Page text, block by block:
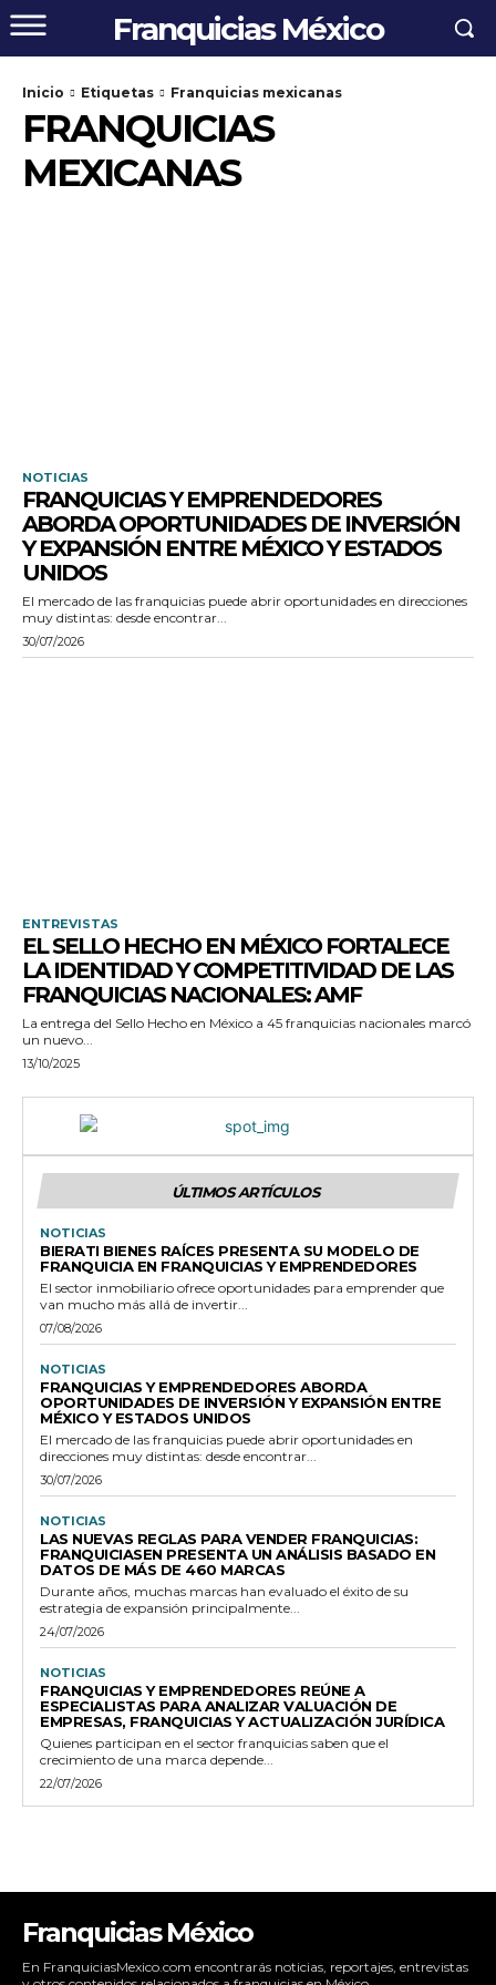
Franquicias México
Inicio Etiquetas Franquicias mexicanas
FRANQUICIAS
MEXICANAS
NOTICIAS
FRANQUICIAS Y EMPRENDEDORES
ABORDA OPORTUNIDADES DE INVERSIÓN
Y EXPANSIÓN ENTRE MÉXICO Y ESTADOS
UNIDOS
El mercado de las franquicias puede abrir oportunidades en direcciones
muy distintas: desde encontrar...
30/07/2026
ENTREVISTAS
EL SELLO HECHO EN MÉXICO FORTALECE
LA IDENTIDAD Y COMPETITIVIDAD DE LAS
FRANQUICIAS NACIONALES: AMF
La entrega del Sello Hecho en México a 45 franquicias nacionales marcó
un nuevo...
13/10/2025
ÚLTIMOS ARTÍCULOS
NOTICIAS
BIERATI BIENES RAÍCES PRESENTA SU MODELO DE
FRANQUICIA EN FRANQUICIAS Y EMPRENDEDORES
El sector inmobiliario ofrece oportunidades para emprender que
van mucho más allá de invertir...
07/08/2026
NOTICIAS
FRANQUICIAS Y EMPRENDEDORES ABORDA
OPORTUNIDADES DE INVERSIÓN Y EXPANSIÓN ENTRE
MÉXICO Y ESTADOS UNIDOS
El mercado de las franquicias puede abrir oportunidades en
direcciones muy distintas: desde encontrar...
30/07/2026
NOTICIAS
LAS NUEVAS REGLAS PARA VENDER FRANQUICIAS:
FRANQUICIASEN PRESENTA UN ANÁLISIS BASADO EN
DATOS DE MÁS DE 460 MARCAS
Durante años, muchas marcas han evaluado el éxito de su
estrategia de expansión principalmente...
24/07/2026
NOTICIAS
FRANQUICIAS Y EMPRENDEDORES REÚNE A
ESPECIALISTAS PARA ANALIZAR VALUACIÓN DE
EMPRESAS, FRANQUICIAS Y ACTUALIZACIÓN JURÍDICA
Quienes participan en el sector franquicias saben que el
crecimiento de una marca depende...
22/07/2026
Franquicias México
En FranquiciasMexico.com encontrarás noticias, reportajes, entrevistas